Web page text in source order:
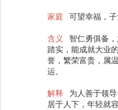
家庭 可望幸福，子
含义
智仁勇俱备
踏实，能成就大业
誉，繁荣富贵，属
运。
解释
为人善于领
居于人下，年轻就